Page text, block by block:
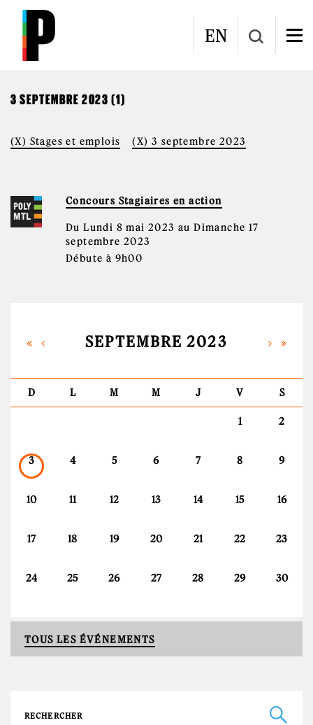
Aller au contenu principal
EN
CALENDRIER
3 SEPTEMBRE 2023 (1)
(X) Stages et emplois (X) 3 septembre 2023
Concours Stagiaires en action
Du Lundi 8 mai 2023 au Dimanche 17
septembre 2023
Débute à 9h00
SEPTEMBRE 2023
D L M M J V S
1 2
3 4 5 6 7 8 9
10 11 12 13 14 15 16
17 18 19 20 21 22 23
24 25 26 27 28 29 30
TOUS LES ÉVÉNEMENTS
Recherche